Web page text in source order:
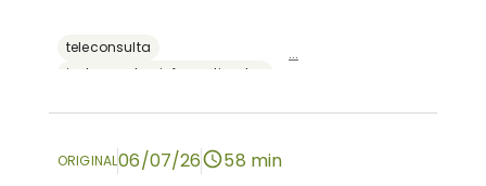
teleconsulta
instrumentos informatizados
avaliação neuropsicológica
...
ORIGINAL06/07/26 58 min